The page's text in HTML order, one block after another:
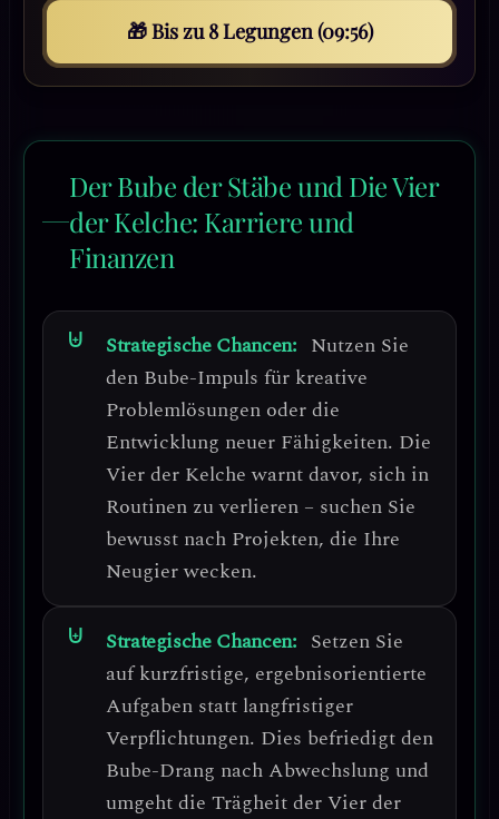
🎁 Bis zu 8 Legungen (09:54)
Der Bube der Stäbe und Die Vier
der Kelche: Karriere und
Finanzen
Strategische Chancen: Nutzen Sie
den Bube-Impuls für kreative
Problemlösungen oder die
Entwicklung neuer Fähigkeiten. Die
Vier der Kelche warnt davor, sich in
Routinen zu verlieren – suchen Sie
bewusst nach Projekten, die Ihre
Neugier wecken.
Strategische Chancen: Setzen Sie
aufkurzfristige, ergebnisorientierte
Aufgaben statt langfristiger
Verpflichtungen. Dies befriedigt den
Bube-Drang nach Abwechslung und
umgeht die Trägheit der Vier der